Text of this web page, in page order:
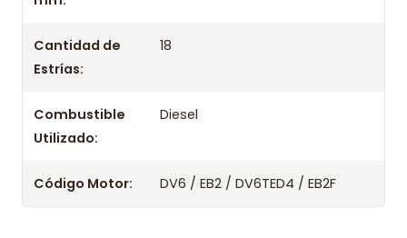
Cantidad de
Estrías:
18
Combustible
Utilizado:
Diesel
Código Motor: DV6 / EB2 / DV6TED4 / EB2F